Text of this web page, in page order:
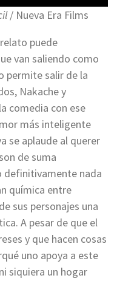
/ Nueva Era Films
puede
van saliendo como
permite salir de la
Nakache y
comedia con ese
más inteligente
se aplaude al querer
de suma
definitivamente nada
química entre
sus personajes una
A pesar de que el
y que hacen cosas
uno apoya a este
siquiera un hogar